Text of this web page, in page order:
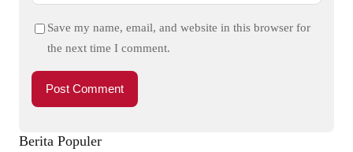
Save my name, email, and website in this browser for
the next time I comment.
Berita Populer